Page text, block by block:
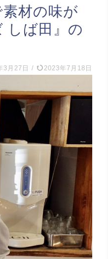
材の味が
しば田』の
3月27日 / 2023年7月18日